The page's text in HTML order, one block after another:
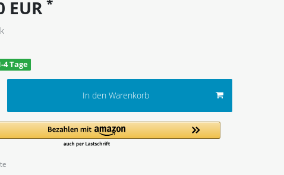
EUR *
Tage
In den Warenkorb